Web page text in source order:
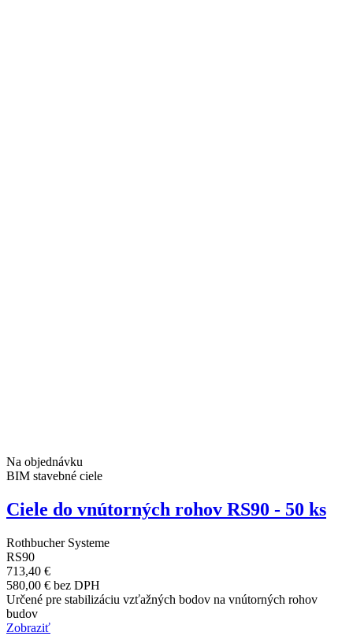
Na objednávku
BIM stavebné ciele
Ciele do vnútorných rohov RS90 - 50 ks
Rothbucher Systeme
RS90
713,40 €
580,00 € bez DPH
Určené pre stabilizáciu vzťažných bodov na vnútorných rohov
budov
Zobraziť